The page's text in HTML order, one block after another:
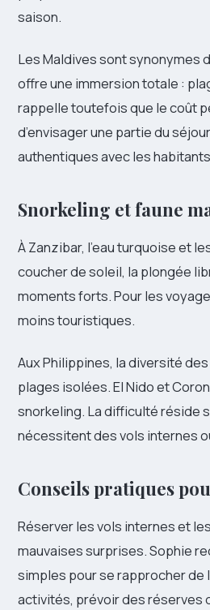
saison.
Les Maldives sont synonymes
offre une immersion totale :
rappelle toutefois que le coût
d’envisager une partie du
authentiques avec les
Snorkeling et faune
À Zanzibar, l’eau turquoise et
coucher de soleil, la plongée
moments forts. Pour les
moins touristiques.
Aux Philippines, la diversité
plages isolées. El Nido et
snorkeling. La difficulté réside
nécessitent des vols internes
Conseils pratiques
Réserver les vols internes et
mauvaises surprises. Sophie
simples pour se rapprocher
activités, prévoir des réserves